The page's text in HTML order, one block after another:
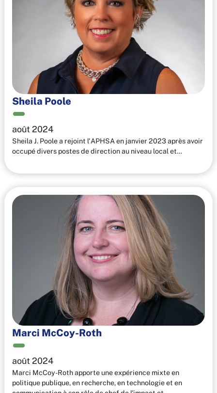
Sheila Poole
août 2024
Sheila J. Poole a rejoint l'APHSA en janvier 2023 après avoir
occupé divers postes de direction au niveau local et…
Marci McCoy-Roth
août 2024
Marci McCoy-Roth apporte une expérience mixte en
politique publique, en recherche, en technologie et en